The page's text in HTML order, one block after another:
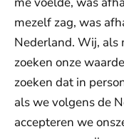
mezelf zag, was
Nederland. Wij, als
zoeken onze
zoeken dat in
als we volgens de
accepteren we